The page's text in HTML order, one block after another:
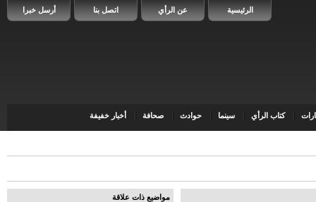
أرسل خبرا اتصل بنا عن الرأي الرئيسية
كتاب الرأي سينما حوادث صحافة أخبار خفيفة
مواضيع ذات علاقة